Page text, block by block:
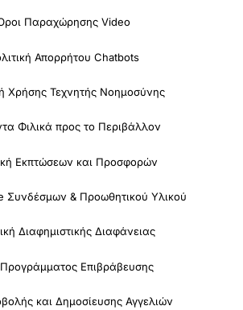
Παραχώρησης Video
Απορρήτου Chatbots
Χρήσης Τεχνητής Νοημοσύνης
Φιλικά προς το Περιβάλλον
Εκπτώσεων και Προσφορών
Συνδέσμων & Προωθητικού Υλικού
Διαφημιστικής Διαφάνειας
Επιβράβευσης
και Δημοσίευσης Αγγελιών